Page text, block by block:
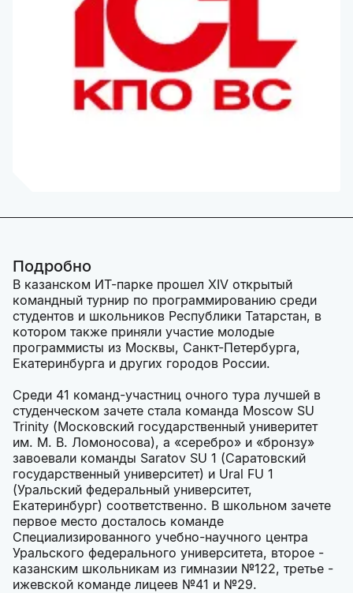
Подробно
В казанском ИТ-парке прошел XIV открытый
командный турнир по программированию среди
студентов и школьников Республики Татарстан, в
котором также приняли участие молодые
программисты из Москвы, Санкт-Петербурга,
Екатеринбурга и других городов России.
Среди 41 команд-участниц очного тура лучшей в
студенческом зачете стала команда Moscow SU
Trinity (Московский государственный универитет
им. М. В. Ломоносова), а «серебро» и «бронзу»
завоевали команды Saratov SU 1 (Саратовский
государственный университет) и Ural FU 1
(Уральский федеральный университет,
Екатеринбург) соответственно. В школьном зачете
первое место досталось команде
Специализированного учебно-научного центра
Уральского федерального университета, второе -
казанским школьникам из гимназии №122, третье -
ижевской команде лицеев №41 и №29.